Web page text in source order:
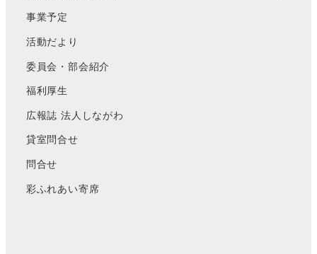
事業予定
活動だより
委員会・部会紹介
福利厚生
広報誌 法人しながわ
貸室問合せ
問合せ
彩ふれあい寄席